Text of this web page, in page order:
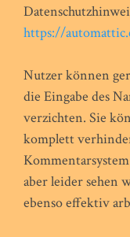
https://
Nutzer können
die Eingabe des
verzichten. Sie
komplett
aber leider sehen
ebenso effektiv